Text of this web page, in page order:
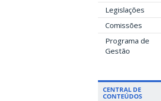
Legislações
Comissões
Programa de
Gestão
CENTRAL DE
CONTEÚDOS